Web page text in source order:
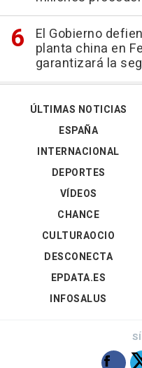
El Gobierno
planta china en
garantizará la
ÚLTIMAS NOTICIAS
ESPAÑA
INTERNACIONAL
DEPORTES
VÍDEOS
CHANCE
CULTURAOCIO
DESCONECTA
EPDATA.ES
INFOSALUS